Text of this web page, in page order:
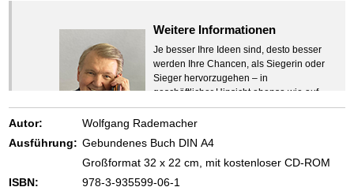
Weitere Informationen
Je besser Ihre Ideen sind, desto besser
werden Ihre Chancen, als Siegerin oder
Sieger hervorzugehen – in
geschäftlicher Hinsicht ebenso wie auf
beruflichem oder privatem Gebiet. Denn
eins ist todsicher:
Zeigen Sie mit der Maus hierhin, um
Autor:
Wolfgang Rademacher
Ausführung: Gebundenes Buch DIN A4
Großformat 32 x 22 cm, mit kostenloser CD-ROM
ISBN:
978-3-935599-06-1